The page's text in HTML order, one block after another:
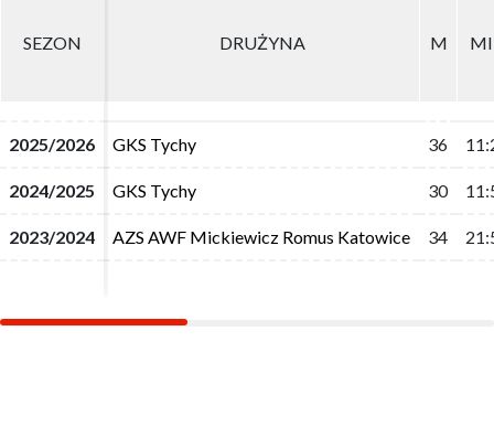
SEZON DRUŻYNA M
2025/2026 GKS Tychy 36
2024/2025 GKS Tychy 30
2023/2024 AZS AWF Mickiewicz Romus Katowice 34
SEZON DRUŻYNA M
2025/2026 GKS Tychy 36
2024/2025 GKS Tychy 30
2023/2024 AZS AWF Mickiewicz Romus Katowice 34